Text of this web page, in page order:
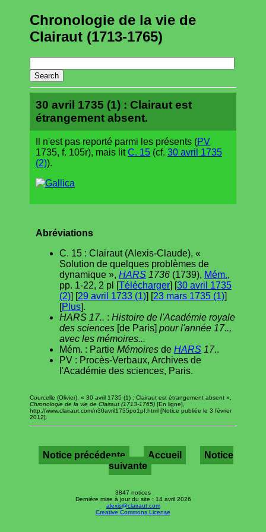
Chronologie de la vie de
Clairaut (1713-1765)
30 avril 1735 (1) : Clairaut est
étrangement absent.
Il n'est pas reporté parmi les présents (PV
1735, f. 105r), mais litC. 15 (cf. 30 avril 1735
(2)).
Abréviations
C. 15 : Clairaut (Alexis-Claude), «
Solution de quelques problèmes de
dynamique », HARS 1736 (1739), Mém.,
pp. 1-22, 2 pl [Télécharger] [30 avril 1735
(2)] [29 avril 1733 (1)] [23 mars 1735 (1)]
[Plus].
HARS 17.. : Histoire de l'Académie royale
des sciences [de Paris] pour l'année 17..,
avec les mémoires...
Mém. : Partie Mémoires de HARS 17..
PV : Procès-Verbaux, Archives de
l'Académie des sciences, Paris.
Courcelle (Olivier), « 30 avril 1735 (1) : Clairaut est étrangement absent »,
Chronologie de la vie de Clairaut (1713-1765) [En ligne],
http://www.clairaut.com/n30avril1735po1pf.html [Notice publiée le 3 février
2012].
Notice précédente Accueil
Notice
suivante
3847 notices
Dernière mise à jour du site : 14 avril 2026
alexis@clairaut.com
Creative Commons License